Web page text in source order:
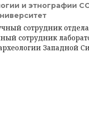
и этнографии
сотрудник отдела
сотрудник
Западной